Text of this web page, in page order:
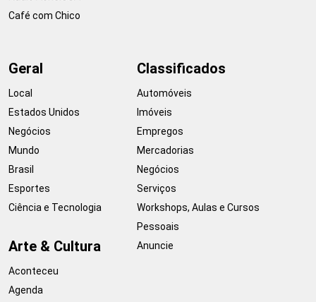
Café com Chico
Geral
Local
Estados Unidos
Negócios
Mundo
Brasil
Esportes
Ciência e Tecnologia
Arte & Cultura
Aconteceu
Agenda
Classificados
Automóveis
Imóveis
Empregos
Mercadorias
Negócios
Serviços
Workshops, Aulas e Cursos
Pessoais
Anuncie